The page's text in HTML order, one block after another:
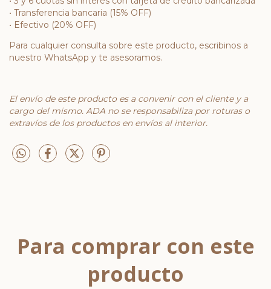
• Transferencia bancaria (15% OFF)
• Efectivo (20% OFF)
Para cualquier consulta sobre este producto, escribinos a
nuestro WhatsApp y te asesoramos.
El envío de este producto es a convenir con el cliente y a
cargo del mismo. ADA no se responsabiliza por roturas o
extravíos de los productos en envíos al interior.
Para comprar con este
producto